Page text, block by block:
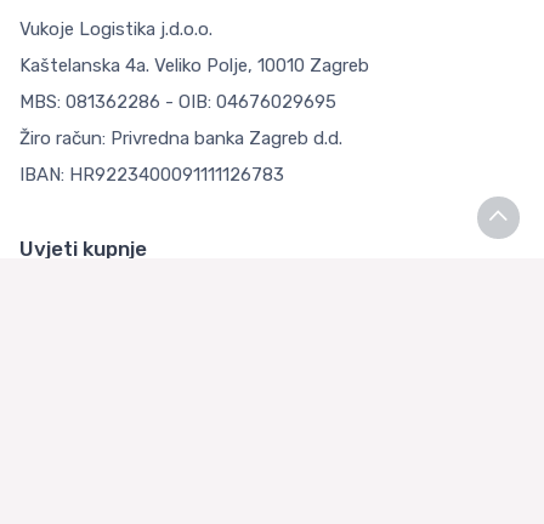
Vukoje Logistika j.d.o.o.
Kaštelanska 4a. Veliko Polje, 10010 Zagreb
MBS: 081362286 - OIB: 04676029695
Žiro račun: Privredna banka Zagreb d.d.
IBAN: HR9223400091111126783
Uvjeti kupnje